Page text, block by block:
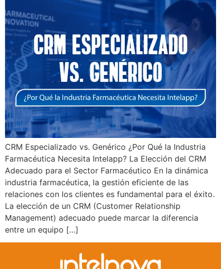
CRM Especializado vs. Genérico ¿Por Qué la Industria
Farmacéutica Necesita Intelapp? La Elección del CRM
Adecuado para el Sector Farmacéutico En la dinámica
industria farmacéutica, la gestión eficiente de las
relaciones con los clientes es fundamental para el éxito.
La elección de un CRM (Customer Relationship
Management) adecuado puede marcar la diferencia
entre un equipo […]